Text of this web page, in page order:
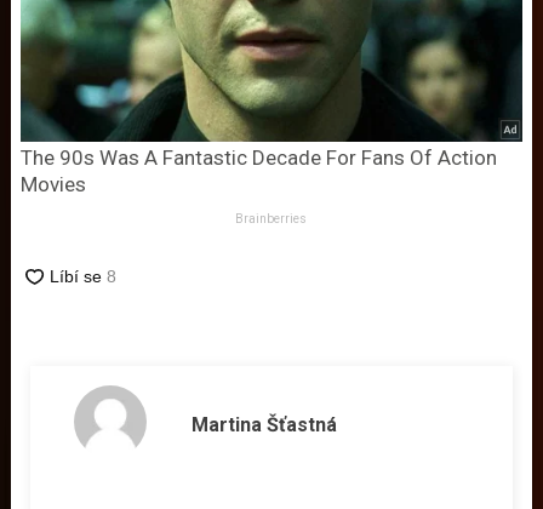
The 90s Was A Fantastic Decade For Fans Of Action
Movies
Brainberries
Martina Šťastná